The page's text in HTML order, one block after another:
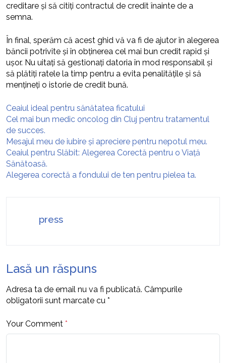
creditare și să citiți contractul de credit înainte de a
semna.
În final, sperăm că acest ghid vă va fi de ajutor în alegerea
băncii potrivite și în obținerea cel mai bun credit rapid și
ușor. Nu uitați să gestionați datoria în mod responsabil și
să plătiți ratele la timp pentru a evita penalitățile și să
mențineți o istorie de credit bună.
Ceaiul ideal pentru sănătatea ficatului
Cel mai bun medic oncolog din Cluj pentru tratamentul
de succes.
Mesajul meu de iubire și apreciere pentru nepotul meu.
Ceaiul pentru Slăbit: Alegerea Corectă pentru o Viață
Sănătoasă.
Alegerea corectă a fondului de ten pentru pielea ta.
press
Lasă un răspuns
Adresa ta de email nu va fi publicată. Câmpurile
obligatorii sunt marcate cu *
Your Comment *